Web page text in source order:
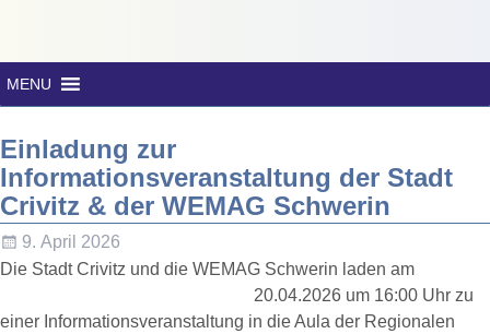
MENU
Einladung zur
Informationsveranstaltung der Stadt
Crivitz & der WEMAG Schwerin
9. April 2026
Die Stadt Crivitz und die WEMAG Schwerin laden am
20.04.2026 um 16:00 Uhr zu
einer Informationsveranstaltung in die Aula der Regionalen